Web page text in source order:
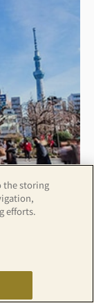
the storing
efforts.